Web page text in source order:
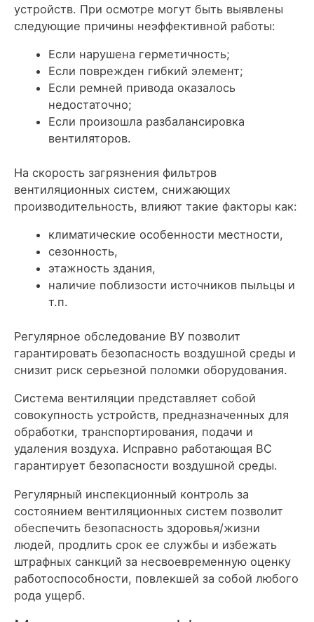
устройств. При осмотре могут быть выявлены
следующие причины неэффективной работы:
Если нарушена герметичность;
Если поврежден гибкий элемент;
Если ремней привода оказалось
недостаточно;
Если произошла разбалансировка
вентиляторов.
На скорость загрязнения фильтров
вентиляционных систем, снижающих
производительность, влияют такие факторы как:
климатические особенности местности,
сезонность,
этажность здания,
наличие поблизости источников пыльцы и
т.п.
Регулярное обследование ВУ позволит
гарантировать безопасность воздушной среды и
снизит риск серьезной поломки оборудования.
Система вентиляции представляет собой
совокупность устройств, предназначенных для
обработки, транспортирования, подачи и
удаления воздуха. Исправно работающая ВС
гарантирует безопасности воздушной среды.
Регулярный инспекционный контроль за
состоянием вентиляционных систем позволит
обеспечить безопасность здоровья/жизни
людей, продлить срок ее службы и избежать
штрафных санкций за несвоевременную оценку
работоспособности, повлекшей за собой любого
рода ущерб.